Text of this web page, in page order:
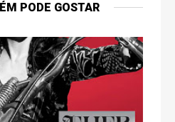
PODE GOSTAR